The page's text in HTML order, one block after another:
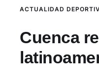
ACTUALIDAD
Cuenca